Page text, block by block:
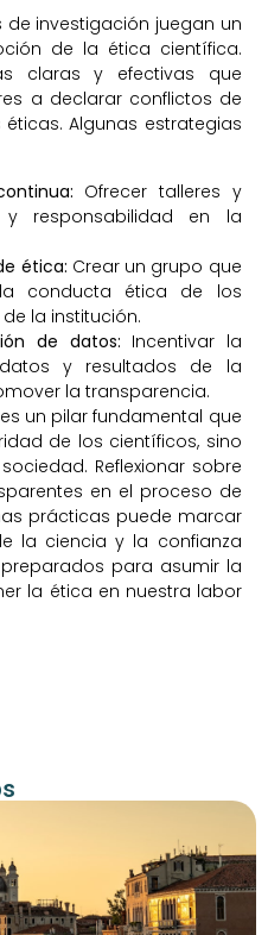
de investigación juegan un
de la ética científica.
claras y efectivas que
a declarar conflictos de
Algunas estrategias
Ofrecer talleres y
responsabilidad en la
ética: Crear un grupo que
conducta ética de los
la institución.
de datos: Incentivar la
y resultados de la
la transparencia.
un pilar fundamental que
de los científicos, sino
Reflexionar sobre
en el proceso de
prácticas puede marcar
la ciencia y la confianza
para asumir la
la ética en nuestra labor